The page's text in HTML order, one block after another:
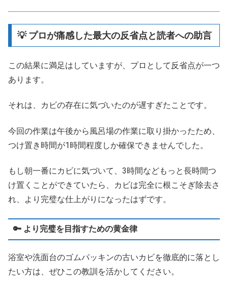
💡 プロが痛感した最大の反省点と読者への助言
この結果に満足はしていますが、プロとして反省点が一つ
あります。
それは、カビの存在に気づいたのが遅すぎたことです。
今回の作業は午後から風呂場の作業に取り掛かったため、
つけ置き時間が1時間程度しか確保できませんでした。
もし朝一番にカビに気づいて、3時間などもっと長時間つ
け置くことができていたら、カビは完全に根こそぎ除去さ
れ、より完璧な仕上がりになったはずです。
🔑 より完璧を目指すための黄金律
浴室や洗面台のゴムパッキンの古いカビを徹底的に落とし
たい方は、ぜひこの教訓を活かしてください。